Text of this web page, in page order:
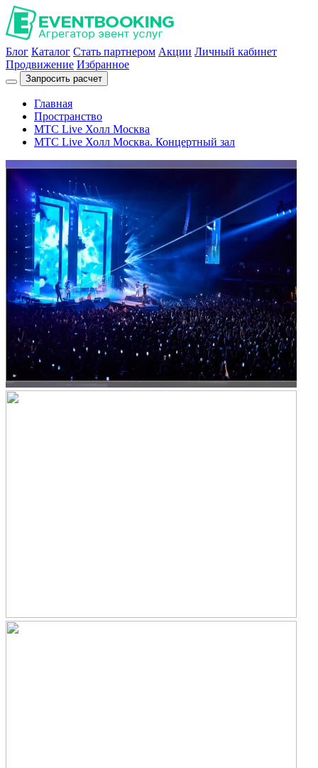
Блог Каталог Стать партнером Акции Личный кабинет
Продвижение Избранное
Запросить расчет
Главная
Пространство
МТС Live Холл Москва
МТС Live Холл Москва. Концертный зал